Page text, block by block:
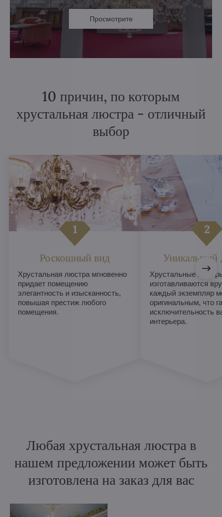
Просмотрите
10 причин, по которым
хрустальная люстра - отличный
выбор
Роскошный вид
Хрустальная люстра мгновенно
придает помещению
элегантность и изысканность,
повышая престиж любого
помещения.
Уникальный
Хрустальные
изготавливаются
каждый экземпляр
оригинальным, что
исключительность
интерьера.
Любая хрустальная люстра в
нашем предложении может быть
изготовлена на заказ для вас